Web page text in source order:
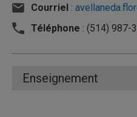
Courriel :
Téléphone : (514) 987-
Enseignement